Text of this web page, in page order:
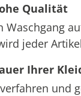
Qualität
jeder
Ihrer
und